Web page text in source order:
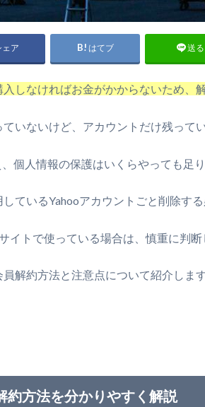
ェア はてブ 送る
しなければお金がかからないため、
いないけど、アカウントだけ残って
個人情報の保護はいくらやっても足
ているYahooアカウントごと削除する
イトで使っている場合は、慎重に判断
解約方法と注意点について紹介します
約方法を分かりやすく解説